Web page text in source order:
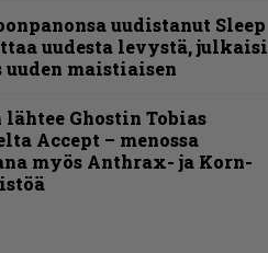
uudistanut Sleep
uudesta levystä, julkaisi
uuden maistiaisen
lähtee Ghostin Tobias
Accept – menossa
myös Anthrax- ja Korn-